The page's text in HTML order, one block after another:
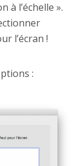
à l’échelle ».
l’écran !
: